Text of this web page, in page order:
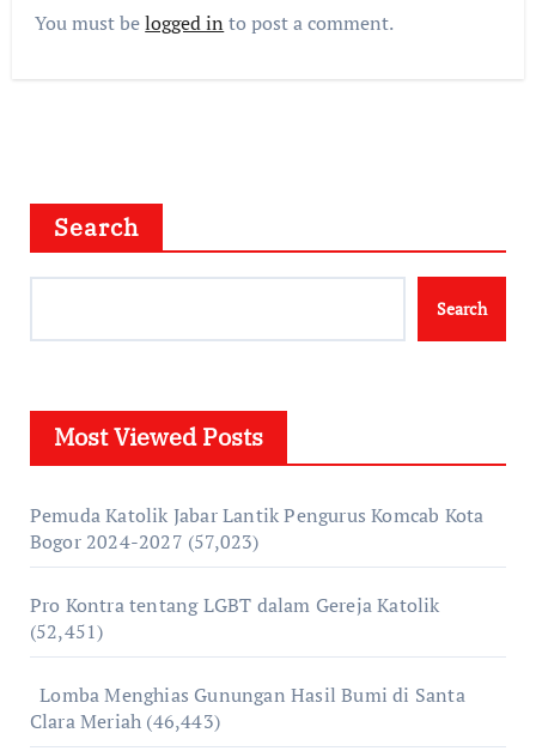
You must belogged in to post a comment.
Search
Search
Most Viewed Posts
Pemuda Katolik Jabar Lantik Pengurus Komcab Kota
Bogor 2024-2027 (57,023)
Pro Kontra tentang LGBT dalam Gereja Katolik
(52,451)
Lomba Menghias Gunungan Hasil Bumi di Santa
Clara Meriah (46,443)